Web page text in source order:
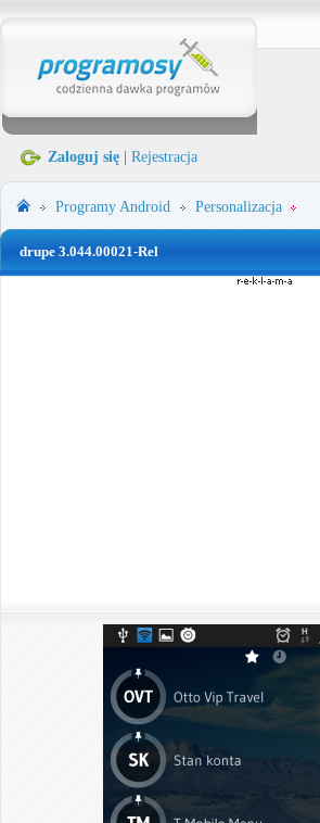
Zaloguj się Rejestracja
ProgramyAndroid Personalizacja
drupe 3.044.00021-Rel